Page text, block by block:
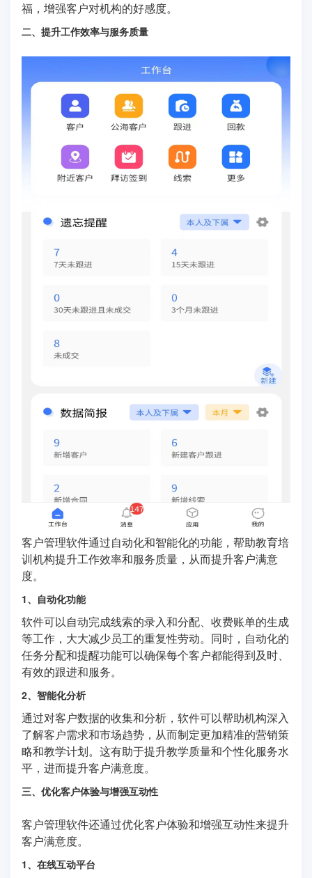
福，增强客户对机构的好感度。
二、提升工作效率与服务质量
客户管理软件通过自动化和智能化的功能，帮助教育培
训机构提升工作效率和服务质量，从而提升客户满意
度。
1、自动化功能
软件可以自动完成线索的录入和分配、收费账单的生成
等工作，大大减少员工的重复性劳动。同时，自动化的
任务分配和提醒功能可以确保每个客户都能得到及时、
有效的跟进和服务。
2、智能化分析
通过对客户数据的收集和分析，软件可以帮助机构深入
了解客户需求和市场趋势，从而制定更加精准的营销策
略和教学计划。这有助于提升教学质量和个性化服务水
平，进而提升客户满意度。
三、优化客户体验与增强互动性
客户管理软件还通过优化客户体验和增强互动性来提升
客户满意度。
1、在线互动平台